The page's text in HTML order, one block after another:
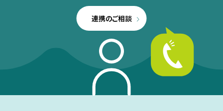
連携のご相談